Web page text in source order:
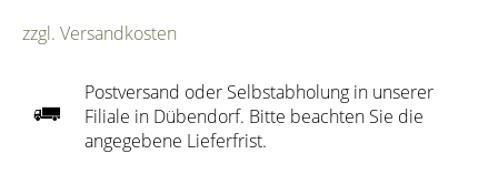
zzgl. Versandkosten
Postversand oder Selbstabholung in unserer
Filiale in Dübendorf. Bitte beachten Sie die
angegebene Lieferfrist.